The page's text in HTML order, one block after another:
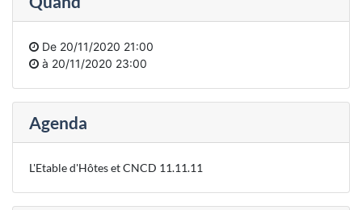
De 20/11/2020 21:00
à 20/11/2020 23:00
Agenda
L'Etable d'Hôtes et CNCD 11.11.11